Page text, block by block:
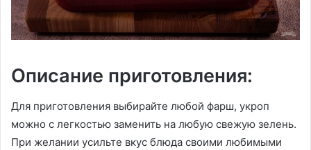
Описание приготовления:
Для приготовления выбирайте любой фарш, укроп
можно с легкостью заменить на любую свежую зелень.
При желании усильте вкус блюда своими любимыми